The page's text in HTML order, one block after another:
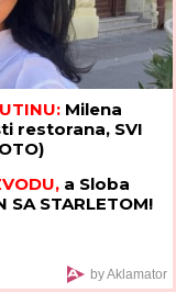
Milena
restorana, SVI
a Sloba
SA STARLETOM!
by Aklamator